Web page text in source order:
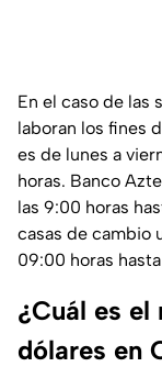
En el caso de las
laboran los fines
es de lunes a
horas. Banco
las 9:00 horas
casas de cambio
09:00 horas
¿Cuál es
dólares en